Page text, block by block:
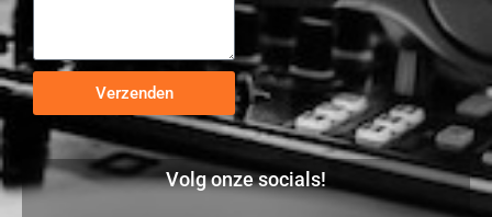
Verzenden
Volg onze socials!